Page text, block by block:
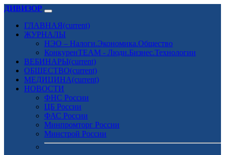
ДИВИЗОР
ГЛАВНАЯ(current)
ЖУРНАЛЫ
НЭО – Налоги.Экономика.Общество
КонкуренTEAM - Люди.Бизнес.Технологии
ВЕБИНАРЫ(current)
ОБЩЕСТВО(current)
МЕДИЦИНА(current)
НОВОСТИ
ФНС России
ЦБ России
ФАС России
Минпромторг России
Минстрой России